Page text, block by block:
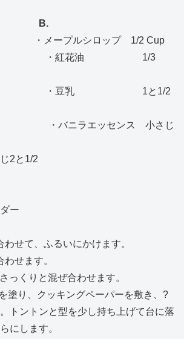
B.
・メープルシロップ 1/2 Cup
・紅花油 1/3
40g ・豆乳 1と1/2
バニラエッセンス 小さじ
2と1/2
ー
せて、ふるいにかけます。
せます。
っくりと混ぜ合わせます。
塗り、クッキングペーパーを敷き、?
トントンと型を少し持ち上げて台に落
にします。